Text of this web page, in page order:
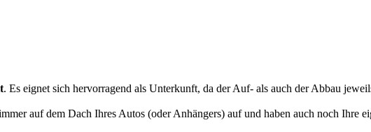
. Es eignet sich hervorragend als Unterkunft, da der Auf- als auch der Abbau
auf dem Dach Ihres Autos (oder Anhängers) auf und haben auch noch Ihre